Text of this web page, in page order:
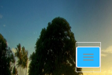
Toggle
navigation